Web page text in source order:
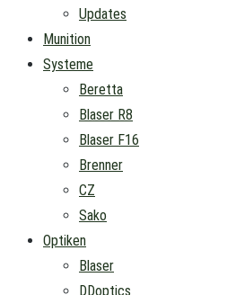
Updates
Munition
Systeme
Beretta
Blaser R8
Blaser F16
Brenner
CZ
Sako
Optiken
Blaser
DDoptics